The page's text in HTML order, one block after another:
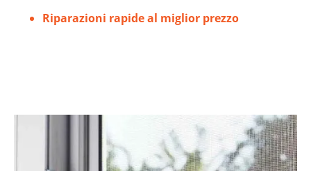
Riparazioni rapide al miglior prezzo